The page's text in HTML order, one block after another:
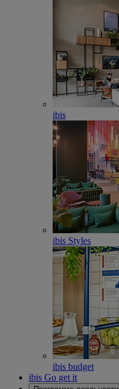
ibis
ibis Styles
ibis budget
ibis Go get it